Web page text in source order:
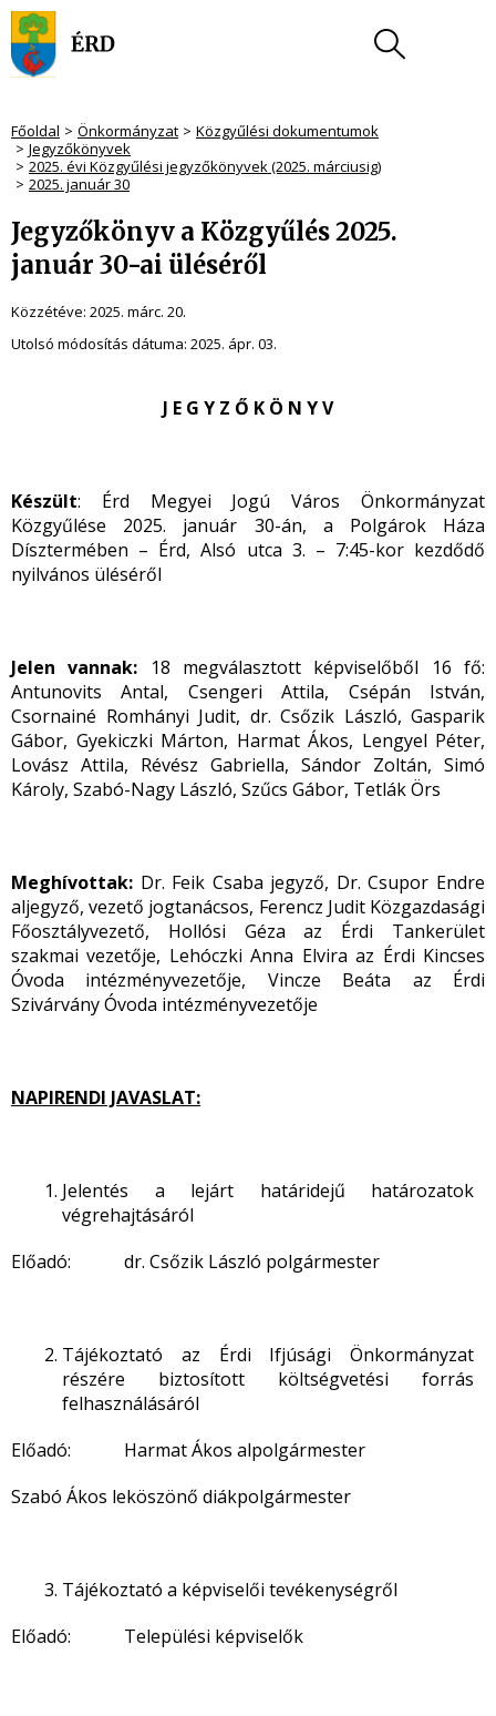
Főoldal Önkormányzat
Közgyűlési dokumentumok
Jegyzőkönyvek
2025. évi Közgyűlési jegyzőkönyvek (2025. márciusig)
2025. január 30
Jegyzőkönyv a Közgyűlés 2025.
január 30-ai üléséről
Közzétéve: 2025. márc. 20.
Utolsó módosítás dátuma: 2025. ápr. 03.
J E G Y Z Ő K Ö N Y V
Készült: Érd Megyei Jogú Város Önkormányzat
Közgyűlése 2025. január 30-án, a Polgárok Háza
Dísztermében – Érd, Alsó utca 3. – 7:45-kor kezdődő
nyilvános üléséről
Jelen vannak: 18 megválasztott képviselőből 16 fő:
Antunovits Antal, Csengeri Attila, Csépán István,
Csornainé Romhányi Judit, dr. Csőzik László, Gasparik
Gábor, Gyekiczki Márton, Harmat Ákos, Lengyel Péter,
Lovász Attila, Révész Gabriella, Sándor Zoltán, Simó
Károly, Szabó-Nagy László, Szűcs Gábor, Tetlák Örs
Meghívottak: Dr. Feik Csaba jegyző, Dr. Csupor Endre
aljegyző, vezető jogtanácsos, Ferencz Judit Közgazdasági
Főosztályvezető, Hollósi Géza az Érdi Tankerület
szakmai vezetője, Lehóczki Anna Elvira az Érdi Kincses
Óvoda intézményvezetője, Vincze Beáta az Érdi
Szivárvány Óvoda intézményvezetője
NAPIRENDI JAVASLAT:
Jelentés a lejárt határidejű határozatok
végrehajtásáról
Előadó: dr. Csőzik László polgármester
Tájékoztató az Érdi Ifjúsági Önkormányzat
részére biztosított költségvetési forrás
felhasználásáról
Előadó: Harmat Ákos alpolgármester
Szabó Ákos leköszönő diákpolgármester
Tájékoztató a képviselői tevékenységről
Előadó: Települési képviselők